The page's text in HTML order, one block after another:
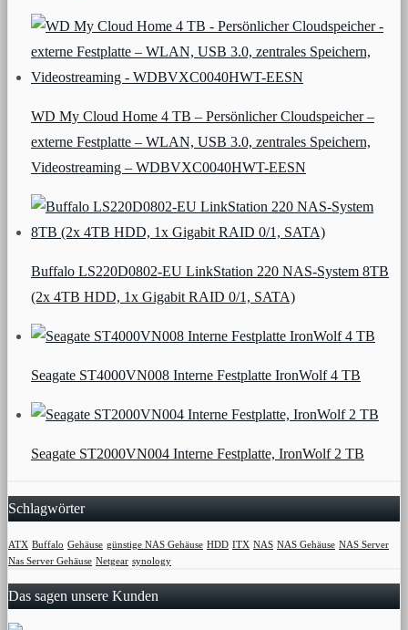
WD My Cloud Home 4 TB – Persönlicher Cloudspeicher –
externe Festplatte – WLAN, USB 3.0, zentrales Speichern,
Videostreaming – WDBVXC0040HWT-EESN
Buffalo LS220D0802-EU LinkStation 220 NAS-System 8TB
(2x 4TB HDD, 1x Gigabit RAID 0/1, SATA)
Seagate ST4000VN008 Interne Festplatte IronWolf 4 TB
Seagate ST2000VN004 Interne Festplatte, IronWolf 2 TB
Schlagwörter
ATX Buffalo Gehäuse günstige NAS Gehäuse HDD ITX NAS NAS Gehäuse NAS Server
Nas Server Gehäuse Netgear synology
Das sagen unsere Kunden